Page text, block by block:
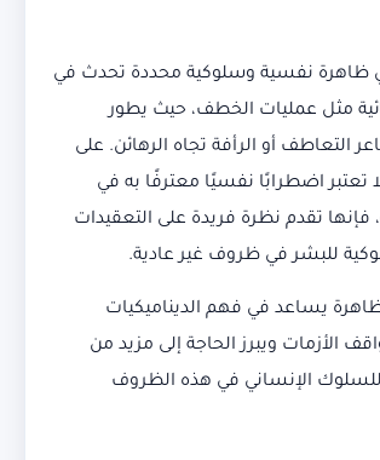
ظاهرة نفسية وسلوكية محددة تحدث في
مثل عمليات الخطف، حيث يطور
التعاطف أو الرأفة تجاه الرهائن. على
تعتبر اضطرابًا نفسيًا معترفًا به في
فإنها تقدم نظرة فريدة على التعقيدات
للبشر في ظروف غير عادية.
يساعد في فهم الديناميكيات
الأزمات ويبرز الحاجة إلى مزيد من
الإنساني في هذه الظروف